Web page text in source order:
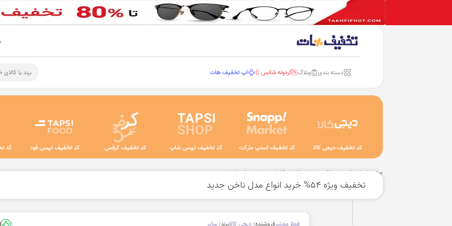
دسته بندی وبلاگ گردونه شانس :) اپ تخفیف هات برند یا
کد تخفیف دیجی کالا کد تخفیف اسنپ مارکت کد تخفیف تپسی شاپ کد تخفیف کرفس کد تخفیف تپسی فود کد
صفحه اصلی مد، پوشاک و زیبایی لوازم آرایشی و زیبایی زیبایی ناخن
تخفیف ویژه 54% خرید انواع مدل ناخن جدید
فعلا معتبرفروشنده: دیجی کالابرند:سایر 1